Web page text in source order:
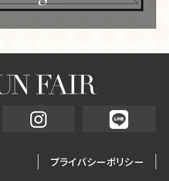
プライバシーポリシー